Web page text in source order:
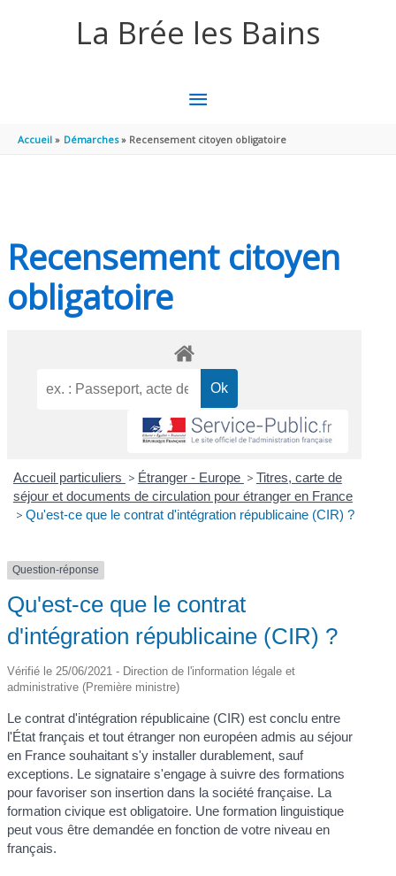
La Brée les Bains
MENU
PRINCIPAL
Accueil Démarches Recensement citoyen obligatoire
Recensement citoyen
obligatoire
Accueil particuliers > Étranger - Europe > Titres, carte de
séjour et documents de circulation pour étranger en France
> Qu'est-ce que le contrat d'intégration républicaine (CIR) ?
Question-réponse
Qu'est-ce que le contrat
d'intégration républicaine (CIR) ?
Vérifié le 25/06/2021 - Direction de l'information légale et
administrative (Première ministre)
Le contrat d'intégration républicaine (CIR) est conclu entre
l'État français et tout étranger non européen admis au séjour
en France souhaitant s'y installer durablement, sauf
exceptions. Le signataire s'engage à suivre des formations
pour favoriser son insertion dans la société française. La
formation civique est obligatoire. Une formation linguistique
peut vous être demandée en fonction de votre niveau en
français.